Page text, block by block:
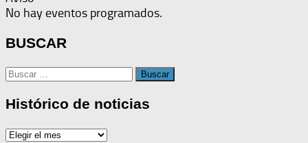
No hay eventos programados.
BUSCAR
Buscar:
Histórico de noticias
Histórico